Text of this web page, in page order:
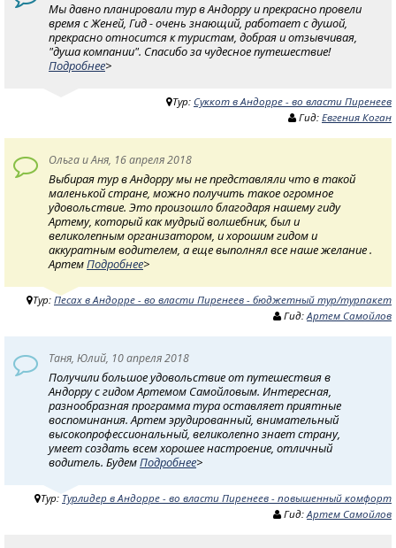
Мы давно планировали тур в Андорру и прекрасно провели
время с Женей, Гид - очень знающий, работает с душой,
прекрасно относится к туристам, добрая и отзывчивая,
"душа компании". Спасибо за чудесное путешествие!
Подробнее>
Тур: Суккот в Андорре - во власти Пиренеев
Гид: Евгения Коган
Ольга и Аня, 16 апреля 2018
Выбирая тур в Андорру мы не представляли что в такой
маленькой стране, можно получить такое огромное
удовольствие. Это произошло благодаря нашему гиду
Артему, который как мудрый волшебник, был и
великолепным организатором, и хорошим гидом и
аккуратным водителем, а еще выполнял все наше желание .
АртемПодробнее>
Тур: Песах в Андорре - во власти Пиренеев - бюджетный тур/турпакет
Гид: Артем Самойлов
Таня, Юлий, 10 апреля 2018
Получили большое удовольствие от путешествия в
Андорру с гидом Артемом Самойловым. Интересная,
разнообразная программа тура оставляет приятные
воспоминания. Артем эрудированный, внимательный
высокопрoфессиональный, великолепно знает страну,
умеет создать всем хорошее настроение, отличный
водитель. БудемПодробнее>
Тур: Турлидер в Андорре - во власти Пиренеев - повышенный комфорт
Гид: Артем Самойлов